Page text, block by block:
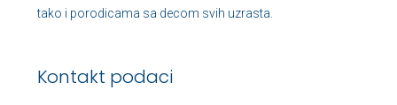
tako i porodicama sa decom svih uzrasta.
Kontakt podaci